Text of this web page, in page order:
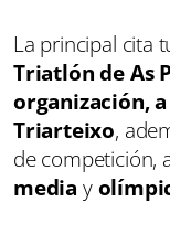
La principal cita
Triatlón de As
organización,
Triarteixo,
de competición,
media y